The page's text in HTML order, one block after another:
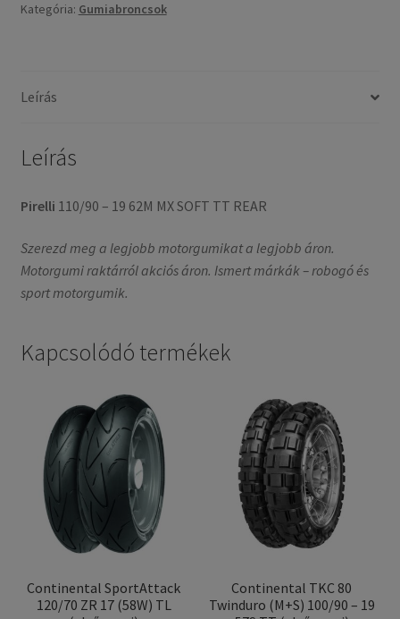
Kategória: Gumiabroncsok
Leírás
Leírás
Pirelli 110/90 – 19 62M MX SOFT TT REAR
Szerezd meg a legjobb motorgumikat a legjobb áron.
Motorgumi raktárról akciós áron. Ismert márkák – robogó és
sport motorgumik.
Kapcsolódó termékek
Continental SportAttack
120/70 ZR 17 (58W) TL
Continental TKC 80
Twinduro (M+S) 100/90 – 19